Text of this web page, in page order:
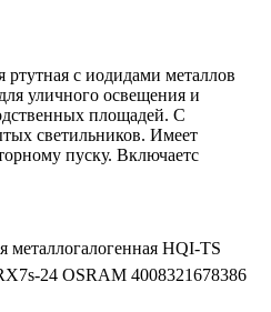
ртутная с иодидами металлов
уличного освещения и
площадей. С
светильников. Имеет
пуску. Включаетс
металлогалогенная HQI-TS
24 OSRAM 4008321678386